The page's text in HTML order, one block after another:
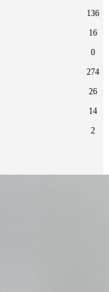
136
16
0
274
26
14
2